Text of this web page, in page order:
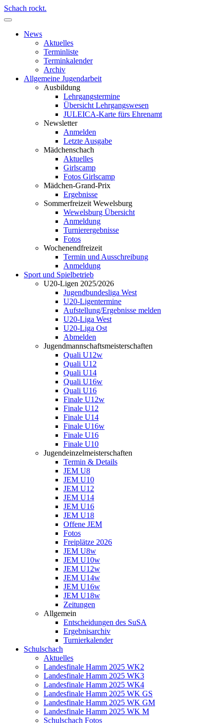
Schach rockt.
News
Aktuelles
Terminliste
Terminkalender
Archiv
Allgemeine Jugendarbeit
Ausbildung
Lehrgangstermine
Übersicht Lehrgangswesen
JULEICA-Karte fürs Ehrenamt
Newsletter
Anmelden
Letzte Ausgabe
Mädchenschach
Aktuelles
Girlscamp
Fotos Girlscamp
Mädchen-Grand-Prix
Ergebnisse
Sommerfreizeit Wewelsburg
Wewelsburg Übersicht
Anmeldung
Turnierergebnisse
Fotos
Wochenendfreizeit
Termin und Ausschreibung
Anmeldung
Sport und Spielbetrieb
U20-Ligen 2025/2026
Jugendbundesliga West
U20-Ligentermine
Aufstellung/Ergebnisse melden
U20-Liga West
U20-Liga Ost
Abmelden
Jugendmannschaftsmeisterschaften
Quali U12w
Quali U12
Quali U14
Quali U16w
Quali U16
Finale U12w
Finale U12
Finale U14
Finale U16w
Finale U16
Finale U10
Jugendeinzelmeisterschaften
Termin & Details
JEM U8
JEM U10
JEM U12
JEM U14
JEM U16
JEM U18
Offene JEM
Fotos
Freiplätze 2026
JEM U8w
JEM U10w
JEM U12w
JEM U14w
JEM U16w
JEM U18w
Zeitungen
Allgemein
Entscheidungen des SuSA
Ergebnisarchiv
Turnierkalender
Schulschach
Aktuelles
Landesfinale Hamm 2025 WK2
Landesfinale Hamm 2025 WK3
Landesfinale Hamm 2025 WK4
Landesfinale Hamm 2025 WK GS
Landesfinale Hamm 2025 WK GM
Landesfinale Hamm 2025 WK M
Schulschach Fotos